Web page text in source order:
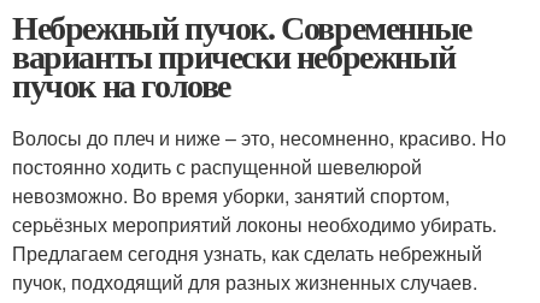
Небрежный пучок. Современные
варианты прически небрежный
пучок на голове
Волосы до плеч и ниже – это, несомненно, красиво. Но
постоянно ходить с распущенной шевелюрой
невозможно. Во время уборки, занятий спортом,
серьёзных мероприятий локоны необходимо убирать.
Предлагаем сегодня узнать, как сделать небрежный
пучок, подходящий для разных жизненных случаев.